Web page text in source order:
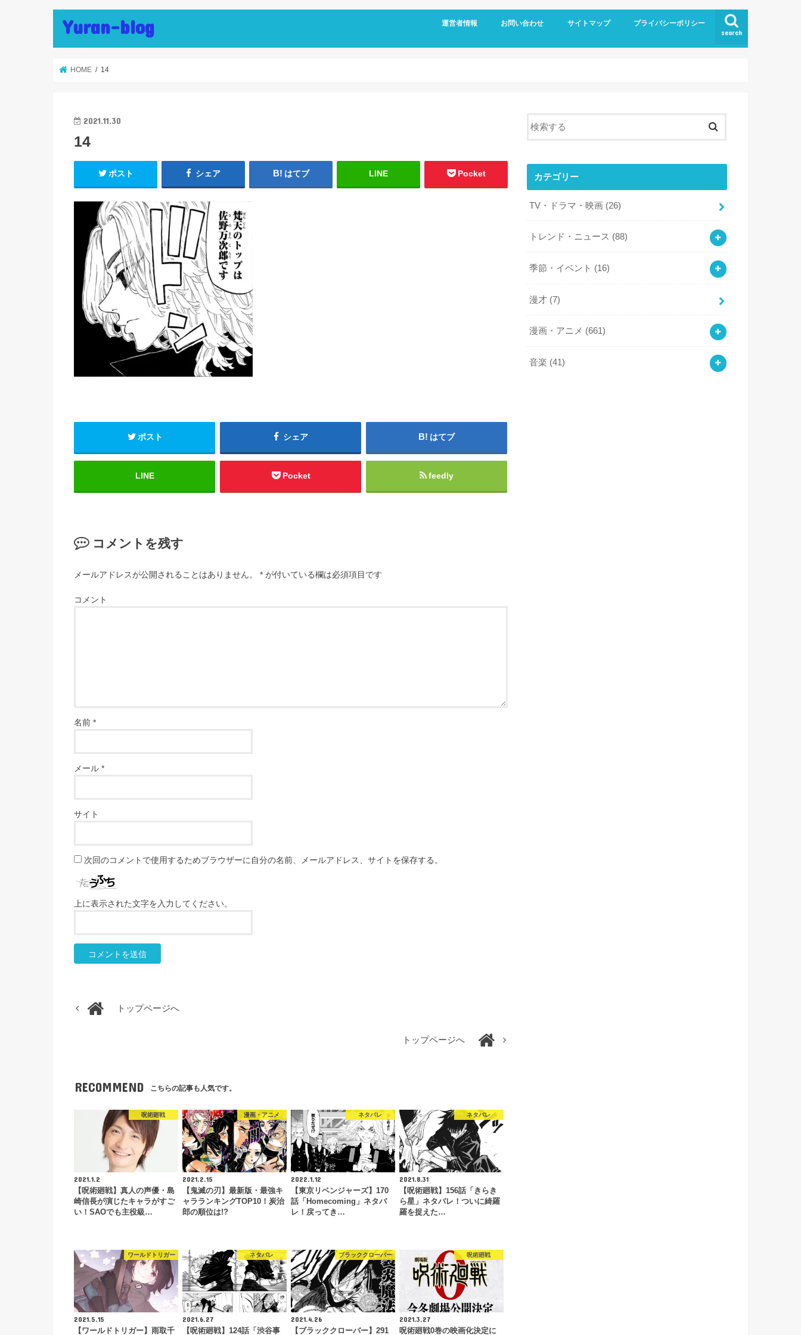
Yuran-blog search
運営者情報 お問い合わせ サイトマップ プライバシーポリシー
HOME 14
2021.11.30
14
ポスト シェア はてブ LINE Pocket
ポスト シェア はてブ
LINE Pocket feedly
コメントを残す
メールアドレスが公開されることはありません。 * が付いている欄は必須項目です
コメント
名前 *
メール *
サイト
次回のコメントで使用するためブラウザーに自分の名前、メールアドレス、サイトを保存する。
上に表示された文字を入力してください。
トップページへ
トップページへ
RECOMMEND こちらの記事も人気です。
呪術廻戦
2021.1.2
【呪術廻戦】真人の声優・島
崎信長が演じたキャラがすご
い！SAOでも主役級…
漫画・アニメ
2021.2.15
【鬼滅の刃】最新版・最強キ
ャラランキングTOP10！炭治
郎の順位は!?
ネタバレ
2022.1.12
【東京リベンジャーズ】170
話「Homecoming」ネタバ
レ！戻ってき…
ネタバレ
2021.8.31
【呪術廻戦】156話「きらき
ら星」ネタバレ！ついに綺羅
羅を捉えた…
ワールドトリガー
2021.5.15
【ワールドトリガー】雨取千
ネタバレ
2021.6.27
【呪術廻戦】124話「渋谷事
ブラッククローバー
2021.4.26
【ブラッククローバー】291
呪術廻戦
2021.3.27
呪術廻戦0巻の映画化決定に
カテゴリー
TV・ドラマ・映画 (26)
トレンド・ニュース (88)
季節・イベント (16)
漫才 (7)
漫画・アニメ (661)
音楽 (41)